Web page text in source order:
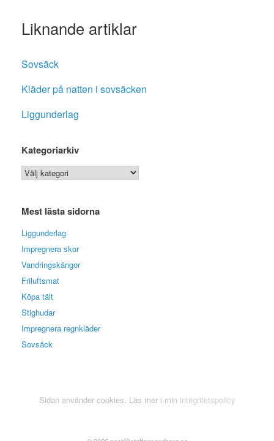
Liknande artiklar
Sovsäck
Kläder på natten i sovsäcken
Liggunderlag
Kategoriarkiv
Kategoriarkiv
Mest lästa sidorna
Liggunderlag
Impregnera skor
Vandringskängor
Friluftsmat
Köpa tält
Stighudar
Impregnera regnkläder
Sovsäck
Sidan använder cookies. Läs mer i min integritetspolicy